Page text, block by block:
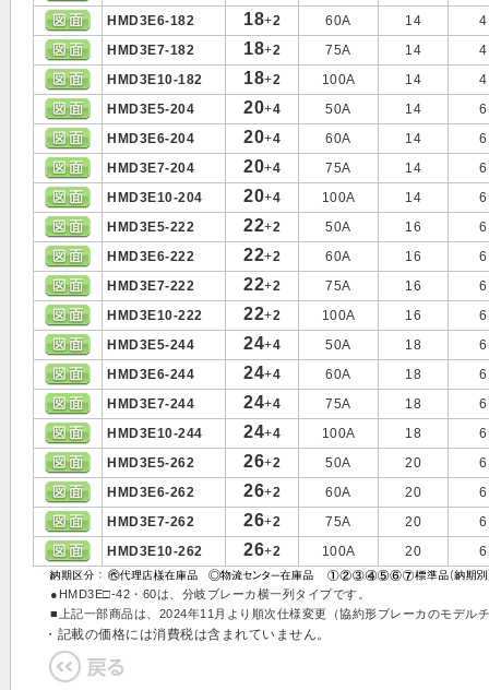
HMD3E6-182
18+2 60A 14
4
HMD3E7-182
18+2 75A 14
4
HMD3E10-182
18+2 100A 14
4
HMD3E5-204
20+4 50A 14
6
HMD3E6-204
20+4 60A 14
6
HMD3E7-204
20+4 75A 14
6
HMD3E10-204
20+4 100A 14
6
HMD3E5-222
22+2 50A 16
6
HMD3E6-222
22+2 60A 16
6
HMD3E7-222
22+2 75A 16
6
HMD3E10-222
22+2 100A 16
6
HMD3E5-244
24+4 50A 18
6
HMD3E6-244
24+4 60A 18
6
HMD3E7-244
24+4 75A 18
6
HMD3E10-244
24+4 100A 18
6
HMD3E5-262
26+2 50A 20
6
HMD3E6-262
26+2 60A 20
6
HMD3E7-262
26+2 75A 20
6
HMD3E10-262
26+2 100A 20 6
●HMD3E□-42・60は、分岐ブレーカ横一列タイプです。
■上記一部商品は、2024年11月より順次仕様変更（協約形ブレーカのモデル
・記載の価格には消費税は含まれていません。